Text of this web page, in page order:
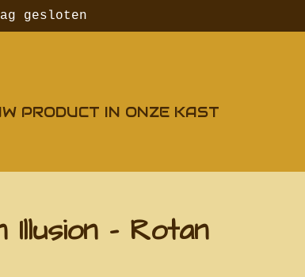
gesloten
PRODUCT IN ONZE KAST
- Rotan